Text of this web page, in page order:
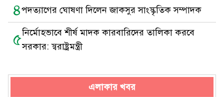
৪পদত্যাগের ঘোষণা দিলেন জাকসুর সাংস্কৃতিক সম্পাদক
৫নির্মোহভাবে শীর্ষ মাদক কারবারিদের তালিকা করবে
সরকার: স্বরাষ্ট্রমন্ত্রী
এলাকার খবর